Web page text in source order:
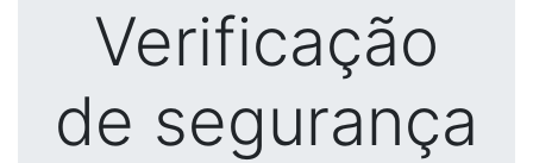
Verificação
de segurança